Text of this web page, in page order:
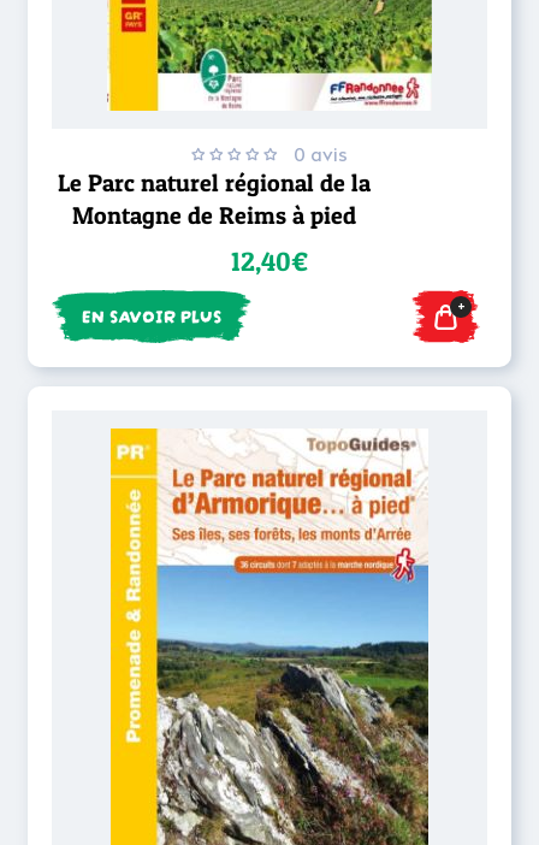
0 avis
Le Parc naturel régional de la
Montagne de Reims à pied
12,40€
EN SAVOIR PLUS +